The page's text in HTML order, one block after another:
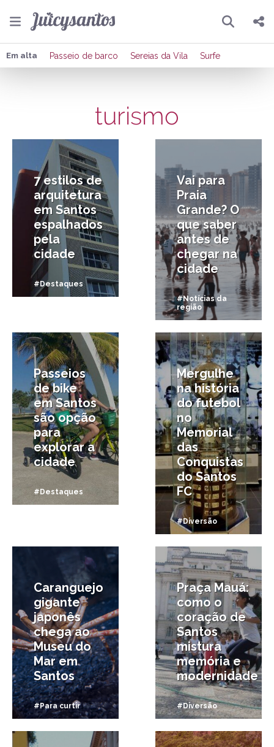
Pesquisar
Compartilhar
Publicar no Facebook
Publicar no X
Em alta Passeio de barco Sereias da Vila Surfe
turismo
7 estilos de
arquitetura
em Santos
espalhados
pela
cidade
#Destaques
Vai para
Praia
Grande? O
que saber
antes de
chegar na
cidade
#Notícias da
região
Passeios
de bike
em Santos
são opção
para
explorar a
cidade
#Destaques
14/02/2026
Mergulhe
na história
do futebol
no
Memorial
das
Conquistas
do Santos
FC
#Diversão
Caranguejo
gigante
japonês
chega ao
Museu do
Mar em
Santos
#Para curtir
1/02/2026
Praça Mauá:
como o
coração de
Santos
mistura
memória e
modernidade
#Diversão
13/01/2026 19/12/2025